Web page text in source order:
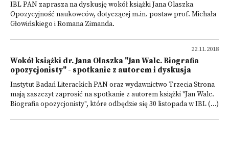
IBL PAN zaprasza na dyskusję wokół książki Jana Olaszka
Opozycyjność naukowców, dotyczącej m.in. postaw prof. Michała
Głowińskiego i Romana Zimanda.
22.11.2018
Wokół książki dr. Jana Olaszka "Jan Walc. Biografia
opozycjonisty" - spotkanie z autorem i dyskusja
Instytut Badań Literackich PAN oraz wydawnictwo Trzecia Strona
mają zaszczyt zaprosić na spotkanie z autorem książki "Jan Walc.
Biografia opozycjonisty", które odbędzie się 30 listopada w IBL (...)